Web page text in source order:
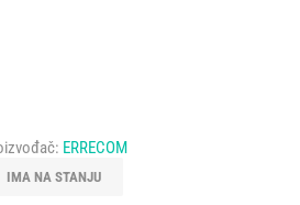
ERRECOM
IMA NA STANJU